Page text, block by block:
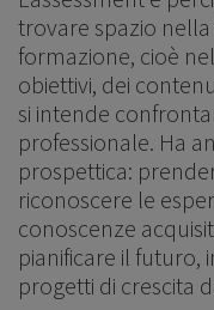
trovare spazio
formazione, cioè
obiettivi, dei
si intende
professionale. Ha
prospettica:
riconoscere le
conoscenze
pianificare il futuro,
progetti di crescita